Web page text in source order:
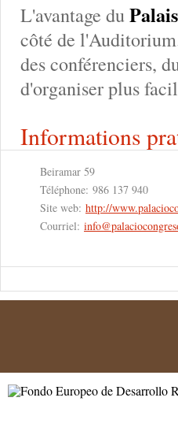
L'avantage du
côté de
des conférenciers,
d'organiser plus
Informations
Beiramar 59
Téléphone: 986 137 940
Site web: http://
Courriel: